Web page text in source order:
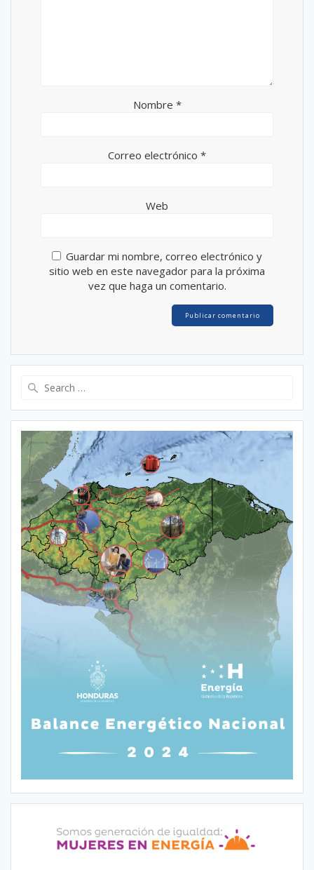
Nombre *
Correo electrónico *
Web
Guardar mi nombre, correo electrónico y
sitio web en este navegador para la próxima
vez que haga un comentario.